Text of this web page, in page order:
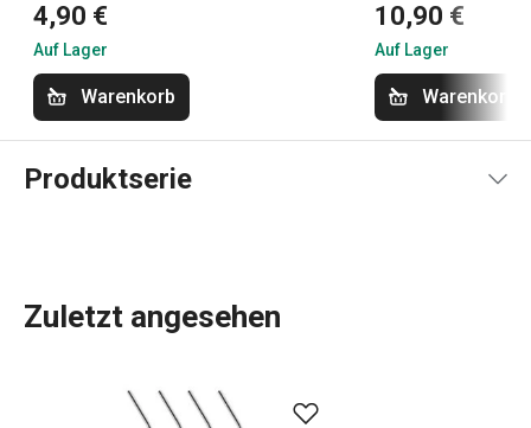
4,90 €
Auf Lager
Warenkorb
10,90 €
Auf Lager
Warenkorb
Produktserie
EiswürfelbereitersowieGetränkeautomaten mit
Zuletzt angesehen